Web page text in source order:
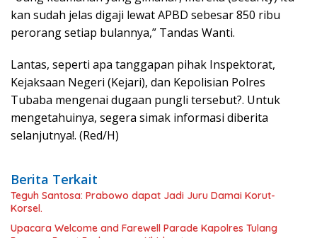
kan sudah jelas digaji lewat APBD sebesar 850 ribu
perorang setiap bulannya,” Tandas Wanti.
Lantas, seperti apa tanggapan pihak Inspektorat,
Kejaksaan Negeri (Kejari), dan Kepolisian Polres
Tubaba mengenai dugaan pungli tersebut?. Untuk
mengetahuinya, segera simak informasi diberita
selanjutnya!. (Red/H)
Berita Terkait
Teguh Santosa: Prabowo dapat Jadi Juru Damai Korut-
Korsel.
Upacara Welcome and Farewell Parade Kapolres Tulang